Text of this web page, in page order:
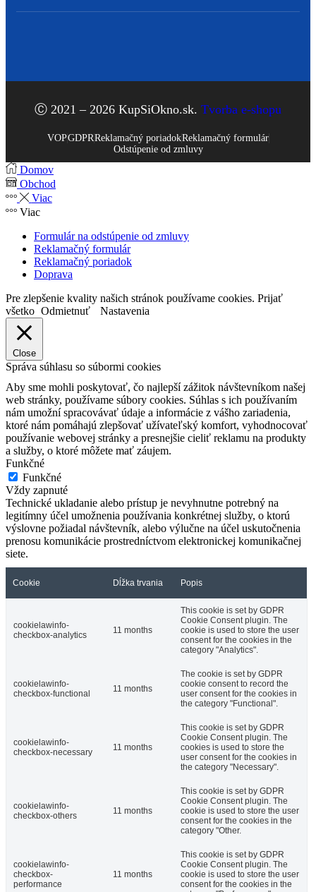
Ⓒ 2021 – 2026 KupSiOkno.sk. Tvorba e-shopu
VOPGDPRReklamačný poriadokReklamačný formulár
Odstúpenie od zmluvy
Domov
Obchod
Viac
Viac
Formulár na odstúpenie od zmluvy
Reklamačný formulár
Reklamačný poriadok
Doprava
Pre zlepšenie kvality našich stránok používame cookies. Prijať
všetko Odmietnuť Nastavenia
Close
Správa súhlasu so súbormi cookies
Aby sme mohli poskytovať, čo najlepší zážitok návštevníkom našej
web stránky, používame súbory cookies. Súhlas s ich používaním
nám umožní spracovávať údaje a informácie z vášho zariadenia,
ktoré nám pomáhajú zlepšovať užívateľský komfort, vyhodnocovať
používanie webovej stránky a presnejšie cieliť reklamu na produkty
a služby, o ktoré môžete mať záujem.
Funkčné
Funkčné
Vždy zapnuté
Technické ukladanie alebo prístup je nevyhnutne potrebný na
legitímny účel umožnenia používania konkrétnej služby, o ktorú
výslovne požiadal návštevník, alebo výlučne na účel uskutočnenia
prenosu komunikácie prostredníctvom elektronickej komunikačnej
siete.
Cookie Dĺžka trvania Popis
cookielawinfo-
checkbox-analytics
11 months
This cookie is set by GDPR
Cookie Consent plugin. The
cookie is used to store the user
consent for the cookies in the
category "Analytics".
cookielawinfo-
checkbox-functional
11 months
The cookie is set by GDPR
cookie consent to record the
user consent for the cookies in
the category "Functional".
cookielawinfo-
checkbox-necessary
11 months
This cookie is set by GDPR
Cookie Consent plugin. The
cookies is used to store the
user consent for the cookies in
the category "Necessary".
cookielawinfo-
checkbox-others
11 months
This cookie is set by GDPR
Cookie Consent plugin. The
cookie is used to store the user
consent for the cookies in the
category "Other.
cookielawinfo-
checkbox-
performance
11 months
This cookie is set by GDPR
Cookie Consent plugin. The
cookie is used to store the user
consent for the cookies in the